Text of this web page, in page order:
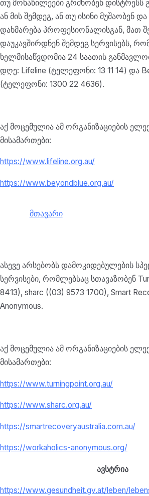
თუ მონაწილეები გრძნობენ დისტრესს
ან მის შემდეგ, ან თუ ისინი მუშაობენ
დახმარება პროფესიონალისგან, მათ
დაუკავშირდნენ შემდეგ სერვისებს,
ხელმისაწვდომია 24 საათის
დღე: Lifeline (ტელეფონი: 13 11 14) და
(ტელეფონი: 1300 22 4636).
აქ მოცემულია ამ ორგანიზაციების
მისამართები:
https://www.lifeline.org.au/
https://www.beyondblue.org.au/
მთავარი
ასევე არსებობს დამოკიდებულების
სერვისები, რომლებსაც სთავაზობენ
8413), sharc ((03) 9573 1700), Smart
Anonymous.
აქ მოცემულია ამ ორგანიზაციების
მისამართები:
https://www.turningpoint.org.au/
https://www.sharc.org.au/
https://smartrecoveryaustralia.com.au/
https://workaholics-anonymous.org/
ავსტრია
https://www.gesundheit.gv.at/ leben/